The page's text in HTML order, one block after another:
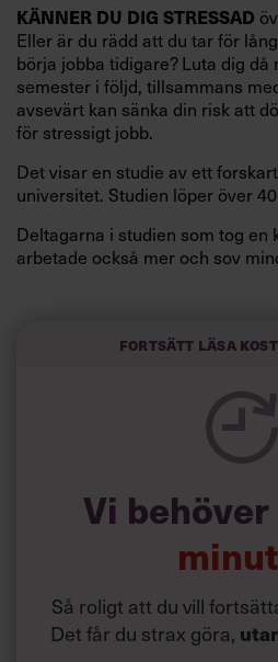
KÄNNER DU DIG STRESSAD
Eller är du rädd att du tar för
börja jobba tidigare? Luta dig
semester i följd, tillsammans
avsevärt kan sänka din risk att
för stressigt jobb.
Det visar en studie av ett
universitet. Studien löper över
Deltagarna i studien som tog en
arbetade också mer och sov
Forskarna tror sig dessutom
försök att förändra livsstilsvanor.
Fortsätt läsa
Vi
Så roligt att du vill
Det får du strax göra,